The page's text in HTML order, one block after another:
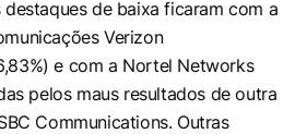
destaques de baixa ficaram com a
Verizon
e com a Nortel Networks
pelos maus resultados de outra
Communications. Outras